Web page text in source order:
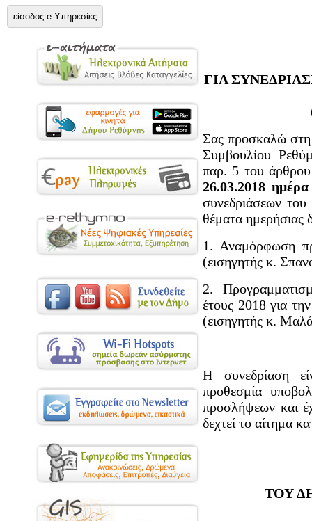
είσοδος e-Υπηρεσίες
ΓΙΑ
Σας προσκαλώ στη
Συμβουλίου
παρ. 5 του
26.03.2018
συνεδριάσεων
θέματα ημερήσιας
1. Αναμόρφωση
(εισηγητής κ.
2.
έτους 2018 για
(εισηγητής κ.
Η συνεδρίαση
προθεσμία
προσλήψεων και
δεχτεί το αίτημα
ΤΟΥ